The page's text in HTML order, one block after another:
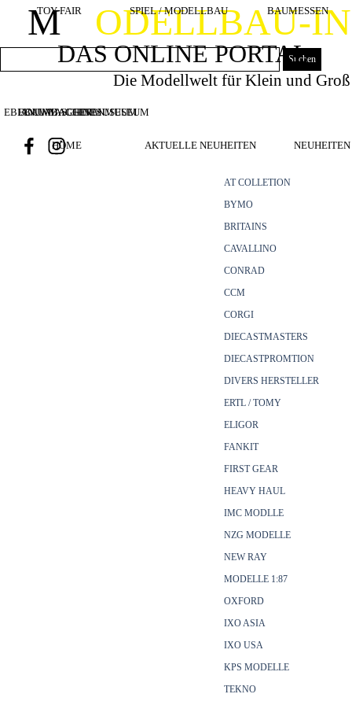
Direkt zum SeiteninhaltODELLBAU-
M
TOY FAIR SPIEL / MODELLBAU BAUMESSEN
DAS ONLINE PORTAL
Suchen
Die Modellwelt für Klein und Groß
BOUWMACHINES
BAUMASCHINENMUSEUM
EBIANUMBAGGERMUSEUM
HOME AKTUELLE NEUHEITEN
AT COLLETION
BYMO
BRITAINS
CAVALLINO
CONRAD
CCM
CORGI
DIECASTMASTERS
DIECASTPROMTION
DIVERS HERSTELLER
ERTL / TOMY
ELIGOR
FANKIT
FIRST GEAR
HEAVY HAUL
IMC MODLLE
NZG MODELLE
NEW RAY
MODELLE 1:87
OXFORD
IXO ASIA
IXO USA
KPS MODELLE
TEKNO